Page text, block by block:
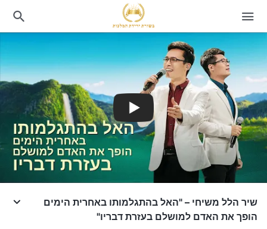
שיר הלל משיחי – "האל בהתגלמותו באחרית הימים
הופך את האדם למושלם בעזרת דבריו"